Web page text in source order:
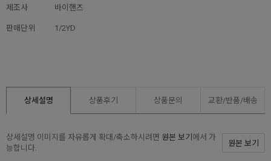
제조사 바이핸즈
판매단위 1/2YD
상세설명 상품후기 상품문의 교환/반품/배송
상세설명 이미지를 자유롭게 확대/축소하시려면 원본 보기 에서 가
능합니다.
원본 보기